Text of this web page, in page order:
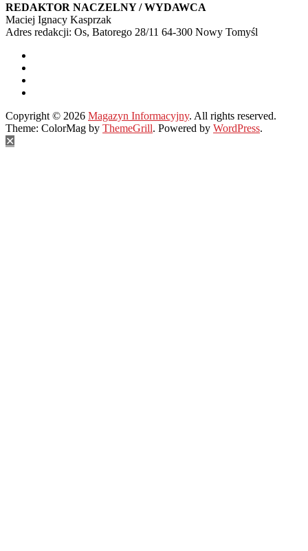
REDAKTOR NACZELNY / WYDAWCA
Maciej Ignacy Kasprzak
Adres redakcji: Os, Batorego 28/11 64-300 Nowy Tomyśl
Copyright © 2026 Magazyn Informacyjny. All rights reserved.
Theme: ColorMag by ThemeGrill. Powered by WordPress.
✕